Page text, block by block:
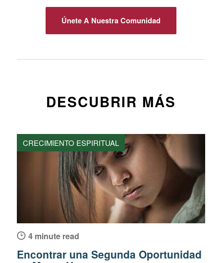
Únete A Nuestra Comunidad
DESCUBRIR MÁS
CRECIMIENTO ESPIRITUAL
4 minute read
Encontrar una Segunda Oportunidad